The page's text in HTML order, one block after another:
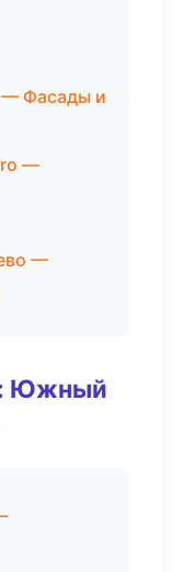
— Фасады и
—
—
Южный